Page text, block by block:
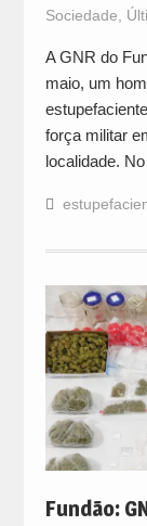
Sociedade
A GNR do
maio, um
força militar
localidade.
Fundão: